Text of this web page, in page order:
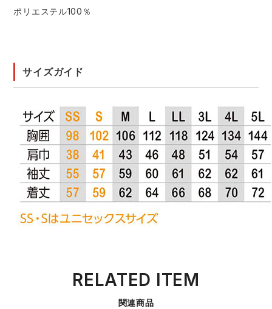
ポリエステル100％
サイズガイド
RELATED ITEM
関連商品